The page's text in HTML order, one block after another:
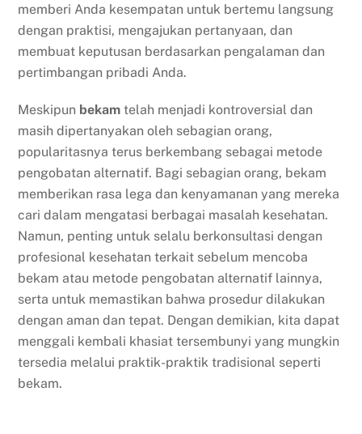
memberi Anda kesempatan untuk bertemu langsung
dengan praktisi, mengajukan pertanyaan, dan
membuat keputusan berdasarkan pengalaman dan
pertimbangan pribadi Anda.
Meskipun bekam telah menjadi kontroversial dan
masih dipertanyakan oleh sebagian orang,
popularitasnya terus berkembang sebagai metode
pengobatan alternatif. Bagi sebagian orang, bekam
memberikan rasa lega dan kenyamanan yang mereka
cari dalam mengatasi berbagai masalah kesehatan.
Namun, penting untuk selalu berkonsultasi dengan
profesional kesehatan terkait sebelum mencoba
bekam atau metode pengobatan alternatif lainnya,
serta untuk memastikan bahwa prosedur dilakukan
dengan aman dan tepat. Dengan demikian, kita dapat
menggali kembali khasiat tersembunyi yang mungkin
tersedia melalui praktik-praktik tradisional seperti
bekam.